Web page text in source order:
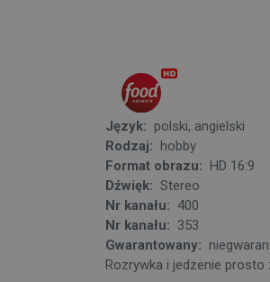
Język: polski, angielski
Rodzaj: hobby
Format obrazu: HD 16:9
Dźwięk: Stereo
Nr kanału: 400
Nr kanału: 353
Gwarantowany:
Rozrywka i jedzenie prosto